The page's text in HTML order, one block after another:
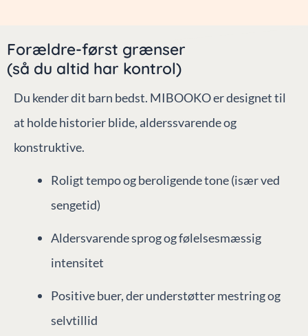
Forældre-først grænser
(så du altid har kontrol)
Du kender dit barn bedst. MIBOOKO er designet til
at holde historier blide, alderssvarende og
konstruktive.
Roligt tempo og beroligende tone (især ved
sengetid)
Aldersvarende sprog og følelsesmæssig
intensitet
Positive buer, der understøtter mestring og
selvtillid